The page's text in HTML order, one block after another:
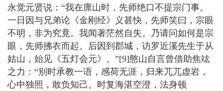
永觉元贤说：“我在廪山时，先师绝口不提宗门事。
一日因与兄弟论《金刚经》义甚快，先师笑曰，宗眼
不明，非为究竟。我闻著茫然自失。乃请问如何是宗
眼，先师拂衣而起。后因到郡城，访罗近溪先生于从
姑山，始见《五灯会元》。”[9]憨山自言曾借助焦竑
之力：“别时承教一语，感荷无涯，归来兀兀虚岩，
心中独照，敢负知己。时复海湛空澄，法身顿